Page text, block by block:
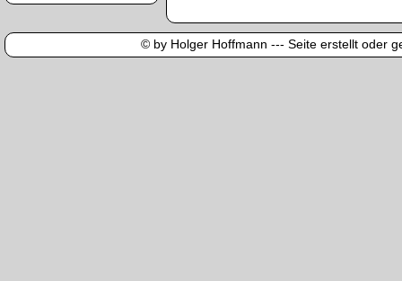
© by Holger Hoffmann --- Seite erstellt oder